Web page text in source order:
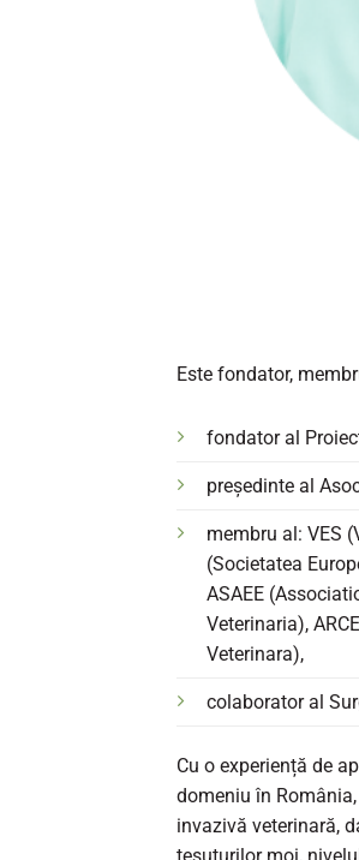
Este fondator,
fondator al
președinte al
membru al: VES
(Societatea
ASAEE
Veterinaria),
Veterinara),
colaborator al
Cu o experiență de
domeniu în
invazivă veterinară,